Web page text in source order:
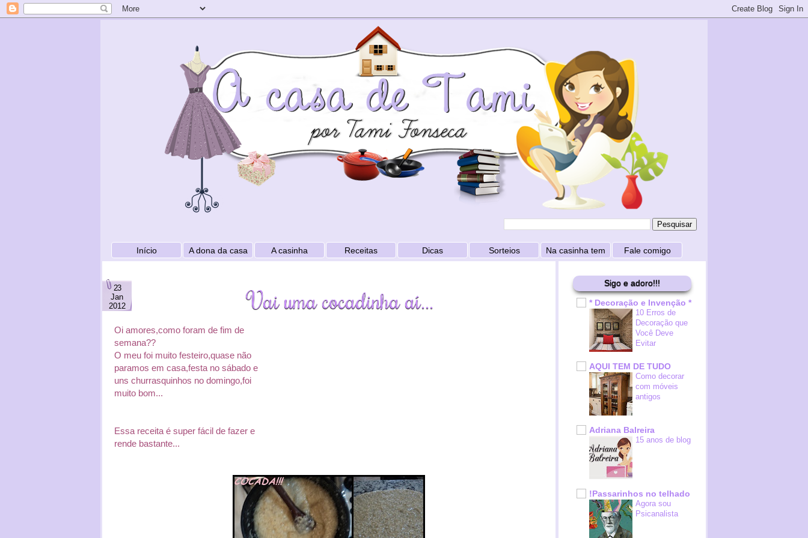
Início A dona da casa A casinha Receitas Dicas Sorteios Na casinha tem Fale comigo
23
Jan
2012
Vai uma cocadinha aí...
Oi amores,como foram de fim de
semana??
O meu foi muito festeiro,quase não
paramos em casa,festa no sábado e
uns churrasquinhos no domingo,foi
muito bom...
Essa receita é super fácil de fazer e
rende bastante...
Sigo e adoro!!!
* Decoração e Invenção *
10 Erros de
Decoração que
Você Deve
Evitar
AQUI TEM DE TUDO
Como decorar
com móveis
antigos
Adriana Balreira
15 anos de blog
!Passarinhos no telhado
Agora sou
Psicanalista